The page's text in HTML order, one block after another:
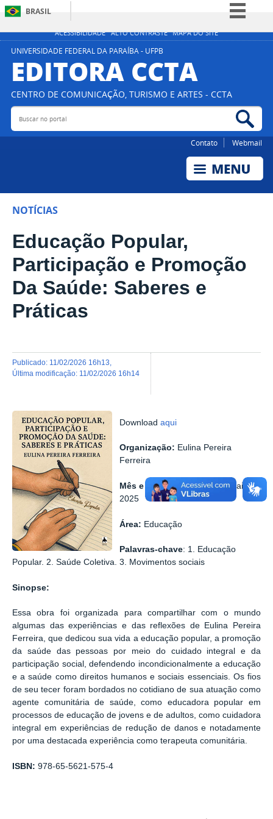
ACESSIBILIDADE ALTO CONTRASTE MAPA DO SITE
BRASIL
Simplifique!
Participe
Acesso à informação
Legislação
UNIVERSIDADE FEDERAL DA PARAÍBA - UFPB
EDITORA CCTA
CENTRO DE COMUNICAÇÃO, TURISMO E ARTES - CCTA
Buscar no portal
Contato Webmail
NOTÍCIAS
Educação Popular,
Participação e Promoção
Da Saúde: Saberes e
Práticas
publicado: 11/02/2026 16h13
última modificação: 11/02/2026 16h14
Downloadaqui
Organização: Eulina Pereira
Ferreira
Mês e ano de publicação:Maio de
2025
Área: Educação
Palavras-chave: 1. Educação
Popular. 2. Saúde Coletiva. 3. Movimentos sociais
Sinopse:
Essa obra foi organizada para compartilhar com o mundo
algumas das experiências e das reflexões de Eulina Pereira
Ferreira, que dedicou sua vida a educação popular, a promoção
da saúde das pessoas por meio do cuidado integral e da
participação social, defendendo incondicionalmente a educação
e a saúde como direitos humanos e sociais essenciais. Os fios
de seu tecer foram bordados no cotidiano de sua atuação como
agente comunitária de saúde, como educadora popular em
processos de educação de jovens e de adultos, como cuidadora
integral em experiências de redução de danos e notadamente
por uma destacada experiência como terapeuta comunitária.
ISBN: 978-65-5621-575-4